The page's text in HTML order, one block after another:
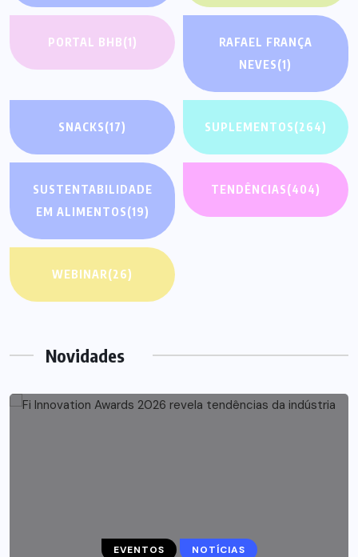
PORTAL BHB(1)
RAFAEL FRANÇA
NEVES(1)
SNACKS(17) SUPLEMENTOS(264)
SUSTENTABILIDADE
EM ALIMENTOS(19)
TENDÊNCIAS(404)
WEBINAR(26)
Novidades
EVENTOS NOTÍCIAS
NEGÓCIOS